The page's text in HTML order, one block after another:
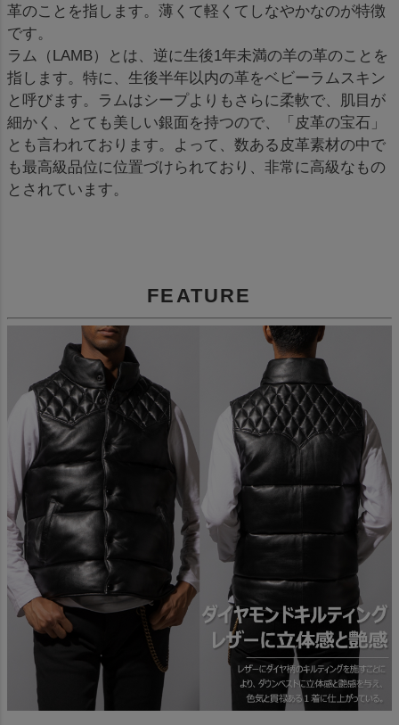
革のことを指します。薄くて軽くてしなやかなのが特徴
です。
ラム（LAMB）とは、逆に生後1年未満の羊の革のことを
指します。特に、生後半年以内の革をベビーラムスキン
と呼びます。ラムはシープよりもさらに柔軟で、肌目が
細かく、とても美しい銀面を持つので、「皮革の宝石」
とも言われております。よって、数ある皮革素材の中で
も最高級品位に位置づけられており、非常に高級なもの
とされています。
FEATURE